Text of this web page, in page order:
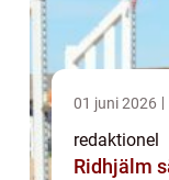
01 juni 2026
redaktionel
Ridhjälm säkerhet, passform och stil